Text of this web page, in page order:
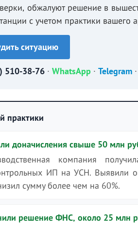
обжалуют решение в
с учетом практики вашего
ситуацию
510-38-76 · WhatsApp · Telegram ·
практики
доначисления свыше 50 млн
компания
ИП на УСН. Выявили
сумму более чем на 60%.
решение ФНС, около 25 млн